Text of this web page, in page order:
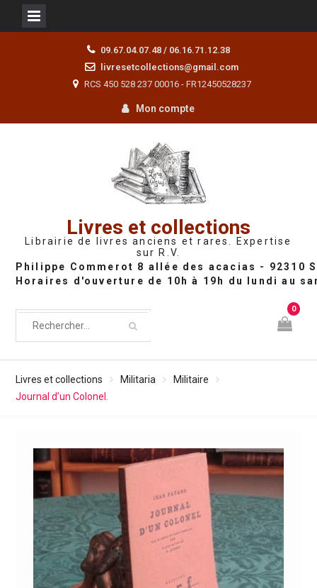
09.67.04.07.48 / 06.16.71.12.38
livresetcollections@gmail.com
RCS 450 528 237 00016 - FR12450528237
Mon compte
Livres et collections
Librairie de livres anciens et rares. Expertise
sur R.V.
0
Livres et collections Militaria
Militaire
Journal d’un Colonel.